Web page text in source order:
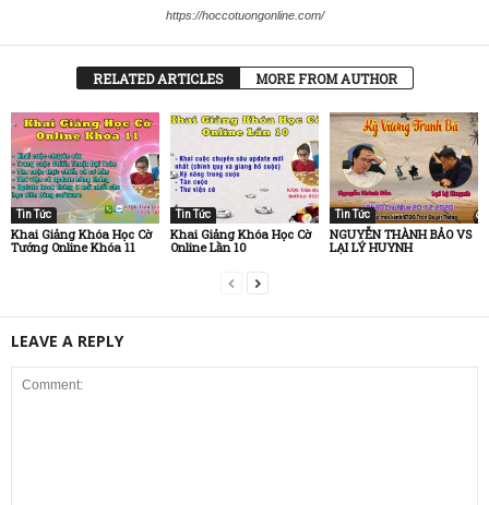
https://hoccotuongonline.com/
RELATED ARTICLES MORE FROM AUTHOR
Tin Tức
Khai Giảng Khóa Học Cờ
Tướng Online Khóa 11
Tin Tức
Khai Giảng Khóa Học Cờ
Online Lần 10
Tin Tức
NGUYỄN THÀNH BẢO VS
LẠI LÝ HUYNH
LEAVE A REPLY